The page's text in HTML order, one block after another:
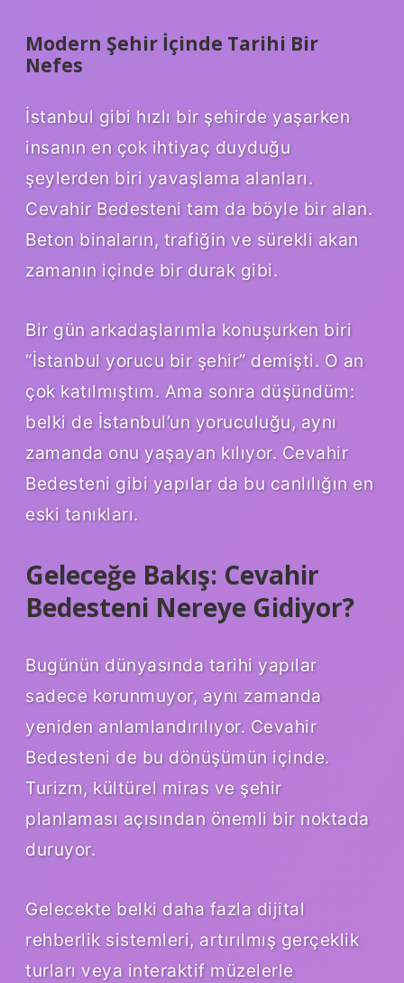
Modern Şehir İçinde Tarihi Bir
Nefes
İstanbul gibi hızlı bir şehirde yaşarken
insanın en çok ihtiyaç duyduğu
şeylerden biri yavaşlama alanları.
Cevahir Bedesteni tam da böyle bir alan.
Beton binaların, trafiğin ve sürekli akan
zamanın içinde bir durak gibi.
Bir gün arkadaşlarımla konuşurken biri
“İstanbul yorucu bir şehir” demişti. O an
çok katılmıştım. Ama sonra düşündüm:
belki de İstanbul’un yoruculuğu, aynı
zamanda onu yaşayan kılıyor. Cevahir
Bedesteni gibi yapılar da bu canlılığın en
eski tanıkları.
Geleceğe Bakış: Cevahir
Bedesteni Nereye Gidiyor?
Bugünün dünyasında tarihi yapılar
sadece korunmuyor, aynı zamanda
yeniden anlamlandırılıyor. Cevahir
Bedesteni de bu dönüşümün içinde.
Turizm, kültürel miras ve şehir
planlaması açısından önemli bir noktada
duruyor.
Gelecekte belki daha fazla dijital
rehberlik sistemleri, artırılmış gerçeklik
turları veya interaktif müzelerle